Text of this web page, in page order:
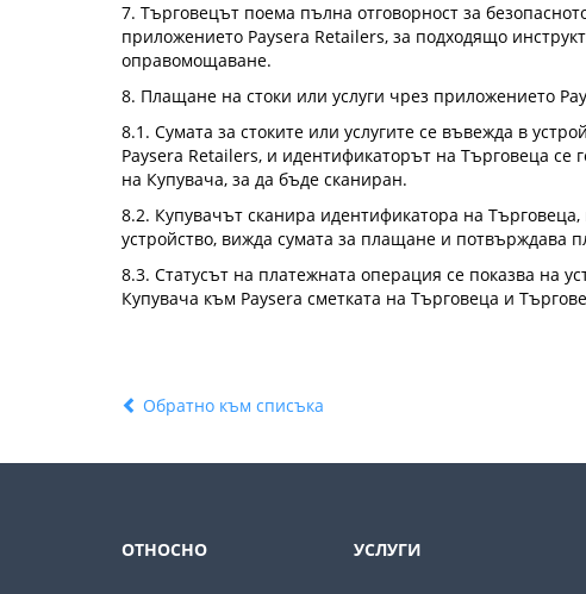
7. Търговецът поема пълна отговорност за
приложението Paysera Retailers, за подходящо
оправомощаване.
8. Плащане на стоки или услуги чрез приложението
8.1. Сумата за стоките или услугите се въвежда в
Paysera Retailers, и идентификаторът на Търговеца се
на Купувача, за да бъде сканиран.
8.2. Купувачът сканира идентификатора на
устройство, вижда сумата за плащане и потвърждава
8.3. Статусът на платежната операция се показва на
Купувача към Paysera сметката на Търговеца и
Обратно към списъка
ОТНОСНО УСЛУГИ